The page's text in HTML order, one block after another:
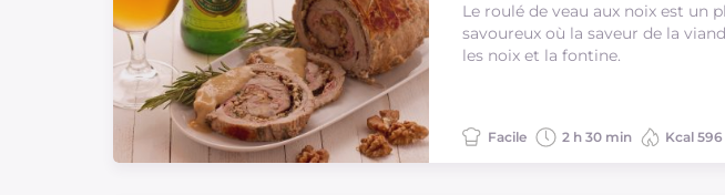
Le roulé de veau aux noix est un
savoureux où la saveur de la
les noix et la fontine.
Facile 2 h 30 min Kcal 596